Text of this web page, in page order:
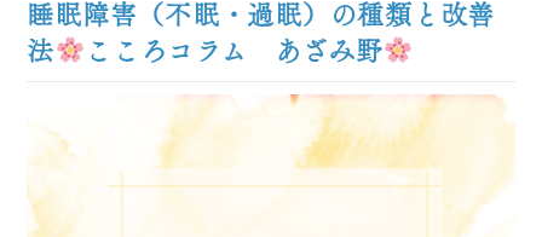
睡眠障害（不眠・過眠）の種類と改善
法
こころコラム あざみ野